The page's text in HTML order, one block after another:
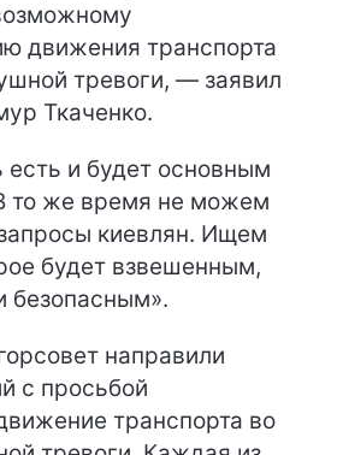
движения транспорта
тревоги, — заявил
Ткаченко.
есть и будет основным
то же время не можем
киевлян. Ищем
будет взвешенным,
безопасным».
направили
с просьбой
транспорта во